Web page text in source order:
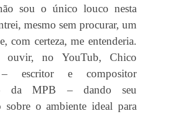
sou o único louco nesta
mesmo sem procurar, um
com certeza, me entenderia.
ouvir, no YouTub, Chico
– escritor e compositor
da MPB – dando seu
sobre o ambiente ideal para